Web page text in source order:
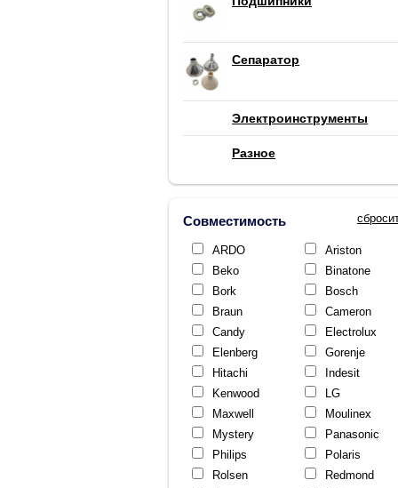
Сепаратор
Электроинструменты
Разное
Совместимость
ARDO
Ariston
Beko
Binatone
Bork
Bosch
Braun
Cameron
Candy
Electrolux
Elenberg
Gorenje
Hitachi
Indesit
Kenwood
LG
Maxwell
Moulinex
Mystery
Panasonic
Philips
Polaris
Rolsen
Redmond